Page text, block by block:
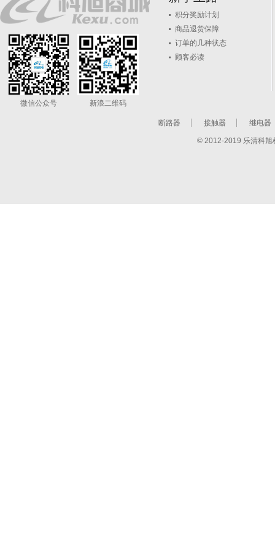
微信公众号 新浪二维码
积分奖励计划
商品退货保障
订单的几种状态
顾客必读
断路器 接触器 继电器
© 2012-2019 乐清科旭